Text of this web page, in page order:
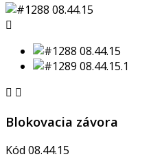

 
Blokovacia závora
Kód 08.44.15